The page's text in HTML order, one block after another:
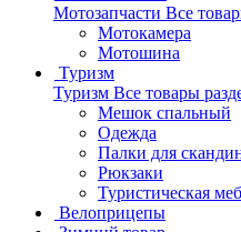
Мотозапчасти Все
Мотокамера
Мотошина
Туризм
Туризм Все товары
Мешок спальный
Одежда
Палки для
Рюкзаки
Туристическая
Велоприцепы